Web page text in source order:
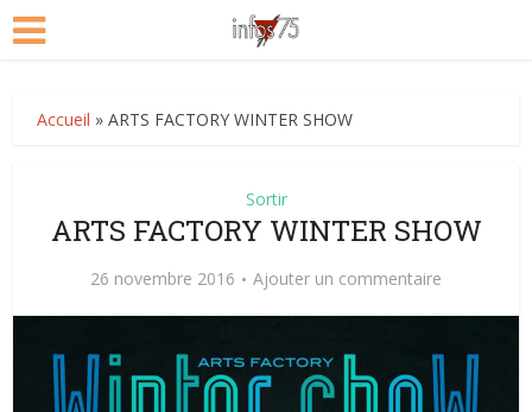
Accueil »ARTS FACTORY WINTER SHOW
Sortir
ARTS FACTORY WINTER SHOW
26 novembre 2016 Ajouter un commentaire